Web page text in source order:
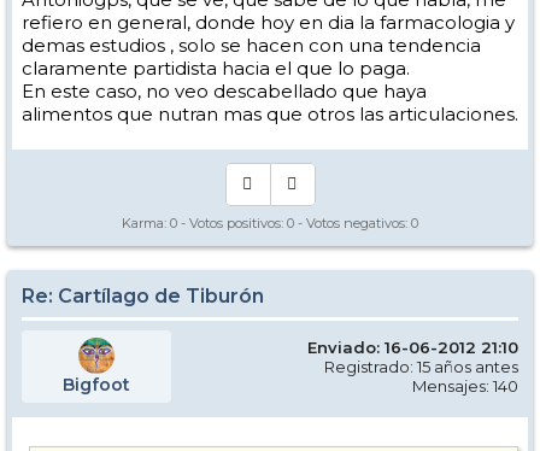
refiero en general, donde hoy en dia la farmacologia y
demas estudios , solo se hacen con una tendencia
claramente partidista hacia el que lo paga.
En este caso, no veo descabellado que haya
alimentos que nutran mas que otros las articulaciones.
Karma: 0 - Votos positivos: 0 - Votos negativos: 0
Re: Cartílago de Tiburón
Bigfoot
Enviado: 16-06-2012 21:10
Registrado: 15 años antes
Mensajes: 140